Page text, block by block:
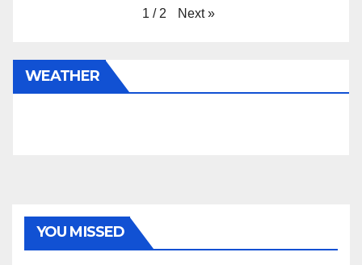
1 / 2 Next »
WEATHER
YOU MISSED